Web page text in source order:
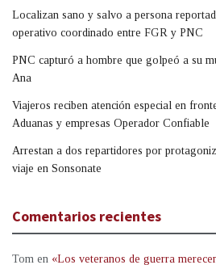
Localizan sano y salvo a persona
operativo coordinado entre FGR y PNC
PNC capturó a hombre que golpeó a su
Ana
Viajeros reciben atención especial en
Aduanas y empresas Operador Confiable
Arrestan a dos repartidores por
viaje en Sonsonate
Comentarios recientes
Tom en «Los veteranos de guerra